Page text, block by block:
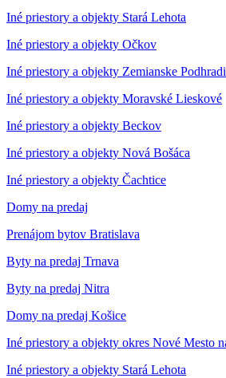
Iné priestory a objekty Stará Lehota
Iné priestory a objekty Očkov
Iné priestory a objekty Zemianske
Iné priestory a objekty Moravské Lieskové
Iné priestory a objekty Beckov
Iné priestory a objekty Nová Bošáca
Iné priestory a objekty Čachtice
Domy na predaj
Prenájom bytov Bratislava
Byty na predaj Trnava
Byty na predaj Nitra
Domy na predaj Košice
Iné priestory a objekty okres Nové Mesto
Iné priestory a objekty Stará Lehota